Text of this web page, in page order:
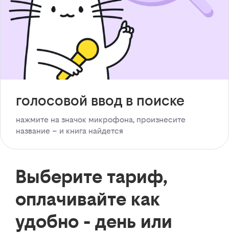
голосовой ввод в поиске
нажмите на значок микрофона, произнесите
название – и книга найдется
Выберите тариф,
оплачивайте как
удобно - день или